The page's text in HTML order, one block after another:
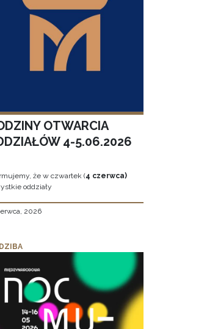
OTWARCIA
4-5.06.2026
że w czwartek (4 czerwca)
oddziały
2026